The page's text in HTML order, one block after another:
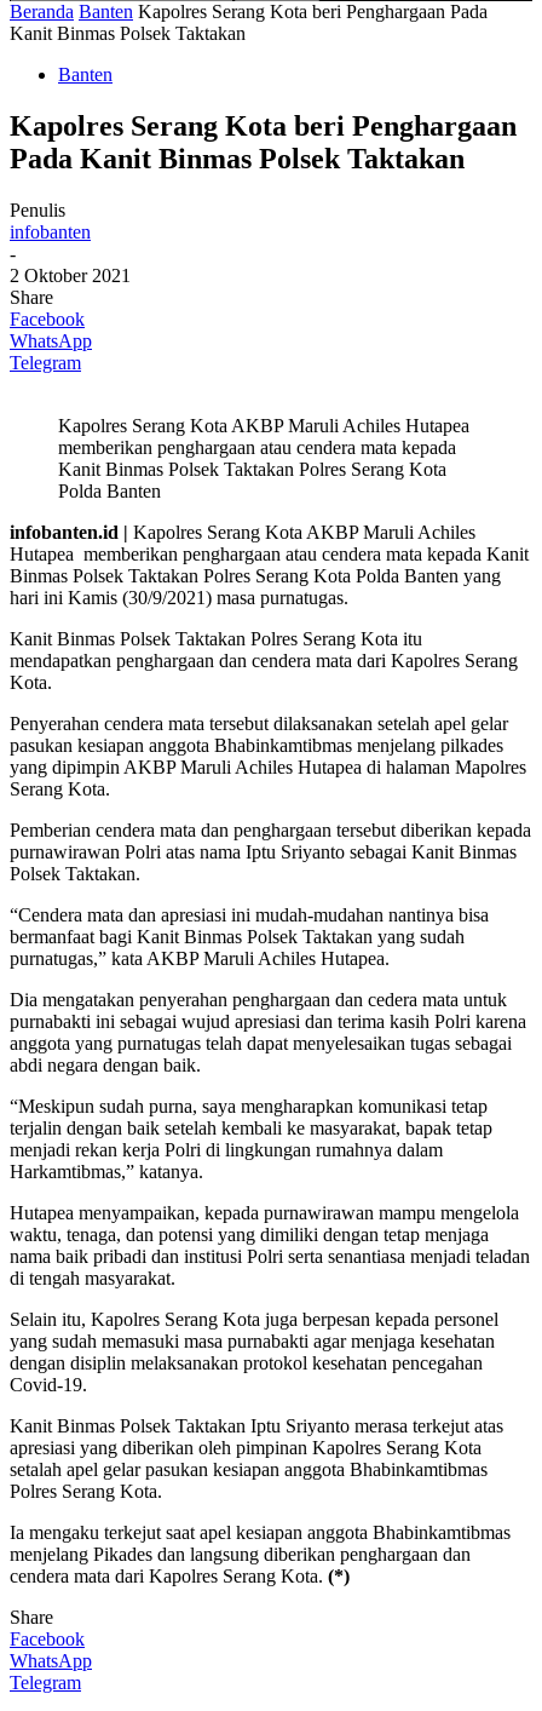
Beranda Banten Kapolres Serang Kota beri Penghargaan Pada
Kanit Binmas Polsek Taktakan
Banten
Kapolres Serang Kota beri Penghargaan
Pada Kanit Binmas Polsek Taktakan
Penulis
infobanten
-
2 Oktober 2021
Share
Facebook
WhatsApp
Telegram
Kapolres Serang Kota AKBP Maruli Achiles Hutapea
memberikan penghargaan atau cendera mata kepada
Kanit Binmas Polsek Taktakan Polres Serang Kota
Polda Banten
infobanten.id | Kapolres Serang Kota AKBP Maruli Achiles
Hutapea memberikan penghargaan atau cendera mata kepada Kanit
Binmas Polsek Taktakan Polres Serang Kota Polda Banten yang
hari ini Kamis (30/9/2021) masa purnatugas.
Kanit Binmas Polsek Taktakan Polres Serang Kota itu
mendapatkan penghargaan dan cendera mata dari Kapolres Serang
Kota.
Penyerahan cendera mata tersebut dilaksanakan setelah apel gelar
pasukan kesiapan anggota Bhabinkamtibmas menjelang pilkades
yang dipimpin AKBP Maruli Achiles Hutapea di halaman Mapolres
Serang Kota.
Pemberian cendera mata dan penghargaan tersebut diberikan kepada
purnawirawan Polri atas nama Iptu Sriyanto sebagai Kanit Binmas
Polsek Taktakan.
“Cendera mata dan apresiasi ini mudah-mudahan nantinya bisa
bermanfaat bagi Kanit Binmas Polsek Taktakan yang sudah
purnatugas,” kata AKBP Maruli Achiles Hutapea.
Dia mengatakan penyerahan penghargaan dan cedera mata untuk
purnabakti ini sebagai wujud apresiasi dan terima kasih Polri karena
anggota yang purnatugas telah dapat menyelesaikan tugas sebagai
abdi negara dengan baik.
“Meskipun sudah purna, saya mengharapkan komunikasi tetap
terjalin dengan baik setelah kembali ke masyarakat, bapak tetap
menjadi rekan kerja Polri di lingkungan rumahnya dalam
Harkamtibmas,” katanya.
Hutapea menyampaikan, kepada purnawirawan mampu mengelola
waktu, tenaga, dan potensi yang dimiliki dengan tetap menjaga
nama baik pribadi dan institusi Polri serta senantiasa menjadi teladan
di tengah masyarakat.
Selain itu, Kapolres Serang Kota juga berpesan kepada personel
yang sudah memasuki masa purnabakti agar menjaga kesehatan
dengan disiplin melaksanakan protokol kesehatan pencegahan
Covid-19.
Kanit Binmas Polsek Taktakan Iptu Sriyanto merasa terkejut atas
apresiasi yang diberikan oleh pimpinan Kapolres Serang Kota
setalah apel gelar pasukan kesiapan anggota Bhabinkamtibmas
Polres Serang Kota.
Ia mengaku terkejut saat apel kesiapan anggota Bhabinkamtibmas
menjelang Pikades dan langsung diberikan penghargaan dan
cendera mata dari Kapolres Serang Kota. (*)
Share
Facebook
WhatsApp
Telegram